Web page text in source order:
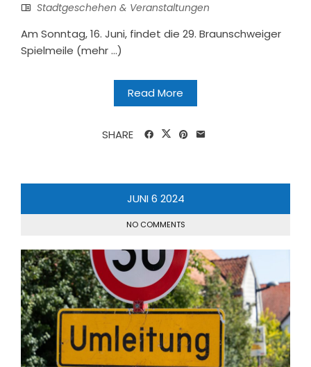
Stadtgeschehen & Veranstaltungen
Am Sonntag, 16. Juni, findet die 29. Braunschweiger
Spielmeile (mehr …)
Read More
SHARE
JUNI 6 2024
NO COMMENTS